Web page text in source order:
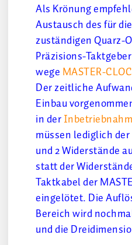
Als Krönung
Austausch des für
zuständigen Quarz-
Präzisions-
wege MASTER-
Der zeitliche
Einbau
in der
müssen lediglich
und 2 Widerstände
statt der
Taktkabel der
eingelötet. Die
Bereich wird
und die